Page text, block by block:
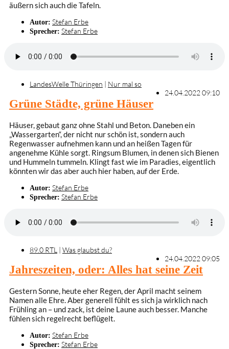
äußern sich auch die Tafeln.
Autor: Stefan Erbe
Sprecher: Stefan Erbe
LandesWelle Thüringen | Nur mal so
24.04.2022 09:10
Grüne Städte, grüne Häuser
Häuser, gebaut ganz ohne Stahl und Beton. Daneben ein
„Wassergarten“, der nicht nur schön ist, sondern auch
Regenwasser aufnehmen kann und an heißen Tagen für
angenehme Kühle sorgt. Ringsum Blumen, in denen sich Bienen
und Hummeln tummeln. Klingt fast wie im Paradies, eigentlich
könnten wir das aber auch hier haben, auf der Erde.
Autor: Stefan Erbe
Sprecher: Stefan Erbe
89.0 RTL | Was glaubst du?
24.04.2022 09:05
Jahreszeiten, oder: Alles hat seine Zeit
Gestern Sonne, heute eher Regen, der April macht seinem
Namen alle Ehre. Aber generell fühlt es sich ja wirklich nach
Frühling an – und zack, ist deine Laune auch besser. Manche
fühlen sich regelrecht beflügelt.
Autor: Stefan Erbe
Sprecher: Stefan Erbe